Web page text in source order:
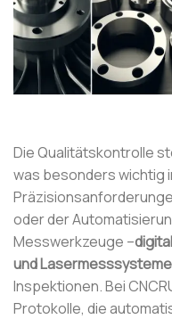
Die Qualitätskontrolle
was besonders wichtig
oder der
Messwerkzeuge –
und Lasermesssysteme
Inspektionen. Bei
Protokolle, die